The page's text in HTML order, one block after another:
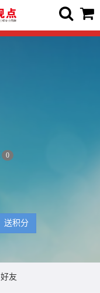
0
送积分
好友